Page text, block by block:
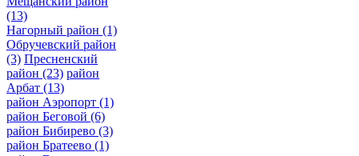
(13)
Нагорный район (1)
Обручевский район
(3) Пресненский
район (23) район
Арбат (13)
район Аэропорт (1)
район Беговой (6)
район Бибирево (3)
район Братеево (1)